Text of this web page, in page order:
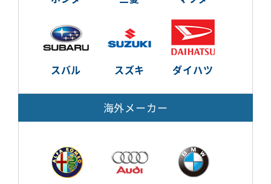
スバル スズキ ダイハツ
海外メーカー